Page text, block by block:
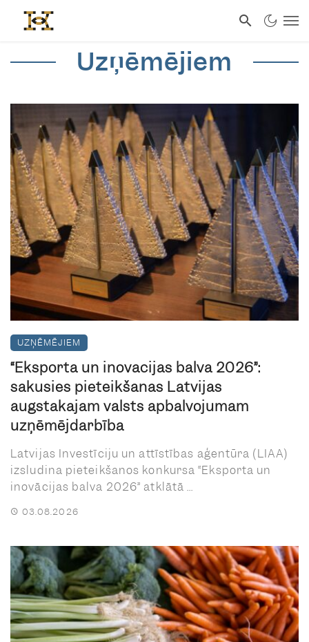
Uzņēmējiem
UZŅĒMĒJIEM
“Eksporta un inovācijas balva 2026”:
sākusies pieteikšanās Latvijas
augstākajam valsts apbalvojumam
uzņēmējdarbībā
Latvijas Investīciju un attīstības aģentūra (LIAA)
izsludina pieteikšanos konkursa “Eksporta un
inovācijas balva 2026” atklātā ...
03.08.2026